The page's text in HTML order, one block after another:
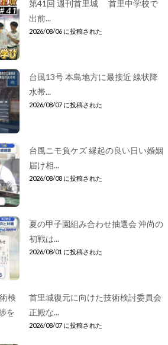
第41回 週刊首里城 首里中学校で
出前...
2026/08/06 に投稿された
台風13号 本島地方に最接近 線状降
水帯...
2026/08/07 に投稿された
台風ニモ負ケズ 縁起の良い日い婚姻
届け相...
2026/08/08 に投稿された
夏の甲子園組み合わせ抽選会 沖尚の
初戦は...
2026/08/01 に投稿された
首里城復元に向けた技術検討委員会
正殿な...
2026/08/07 に投稿された